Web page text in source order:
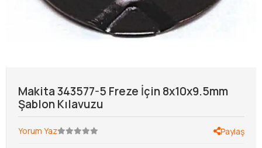
Makita 343577-5 Freze İçin 8x10x9.5mm
Şablon Kılavuzu
Yorum Yaz Paylaş